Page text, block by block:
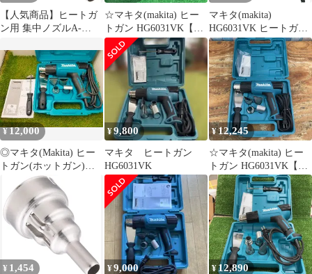
【人気商品】ヒートガ
ン用 集中ノズルA-
☆マキタ(makita) ヒー
トガン HG6031VK【町
田店】
マキタ(makita)
HG6031VK ヒートガン
9段階温度調節 熱風温
度50-550度 プロ仕様の
ヒートガン
¥12,000
◎マキタ(Makita) ヒー
トガン(ホットガン)
HG6031VK メーカー直
接仕入れの新品です
¥9,800
マキタ ヒートガン
HG6031VK
¥12,245
☆マキタ(makita) ヒー
トガン HG6031VK【柏
店】
¥ 1,454 ¥9,000 ¥12,890